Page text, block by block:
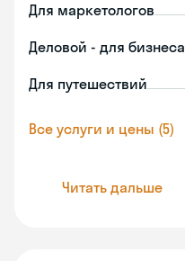
Для маркетологов
Деловой - для бизнеса
Для путешествий
Все услуги и цены (5)
Читать дальше